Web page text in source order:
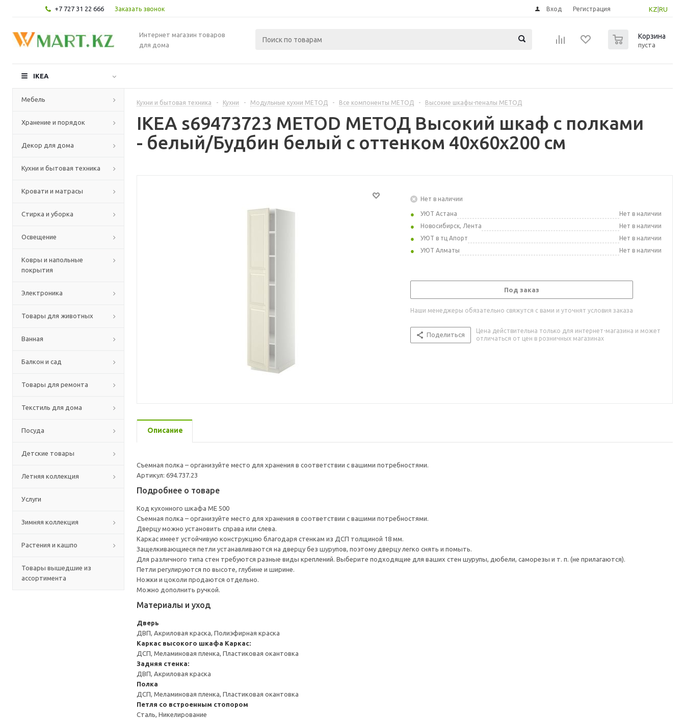
+7 727 31 22 666 Заказать звонок KZ RU
Вход Регистрация
Интернет магазин товаров
для дома
Корзина
пуста
IKEA
Мебель
Хранение и порядок
Декор для дома
Кухни и бытовая техника
Кровати и матрасы
Стирка и уборка
Освещение
Ковры и напольные
покрытия
Электроника
Товары для животных
Ванная
Балкон и сад
Товары для ремонта
Текстиль для дома
Посуда
Детские товары
Летняя коллекция
Услуги
Зимняя коллекция
Растения и кашпо
Товары вышедшие из
ассортимента
Кухни и бытовая техника - Кухни - Модульные кухни МЕТОД - Все компоненты МЕТОД - Высокие шкафы-пеналы МЕТОД
IKEA s69473723 METOD МЕТОД Высокий шкаф с полками
- белый/Будбин белый с оттенком 40x60x200 см
Нет в наличии
УЮТ Астана
Нет в наличии
Новосибирск, Лента
Нет в наличии
УЮТ в тц Апорт
Нет в наличии
УЮТ Алматы
Нет в наличии
Под заказ
Наши менеджеры обязательно свяжутся с вами и уточнят условия заказа
Поделиться
Цена действительна только для интернет-магазина и может
отличаться от цен в розничных магазинах
Описание
Съемная полка – организуйте место для хранения в соответствии с вашими потребностями.
Артикул: 694.737.23
Подробнее о товаре
Код кухонного шкафа ME 500
Съемная полка – организуйте место для хранения в соответствии с вашими потребностями.
Дверцу можно установить справа или слева.
Каркас имеет устойчивую конструкцию благодаря стенкам из ДСП толщиной 18 мм.
Защелкивающиеся петли устанавливаются на дверцу без шурупов, поэтому дверцу легко снять и помыть.
Для различного типа стен требуются разные виды креплений. Выберите подходящие для ваших стен шурупы, дюбели, саморезы и т. п. (не прилагаются).
Петли регулируются по высоте, глубине и ширине.
Ножки и цоколи продаются отдельно.
Можно дополнить ручкой.
Материалы и уход
Дверь
ДВП, Акриловая краска, Полиэфирная краска
Каркас высокого шкафа Каркас:
ДСП, Меламиновая пленка, Пластиковая окантовка
Задняя стенка:
ДВП, Акриловая краска
Полка
ДСП, Меламиновая пленка, Пластиковая окантовка
Петля со встроенным стопором
Сталь, Никелирование